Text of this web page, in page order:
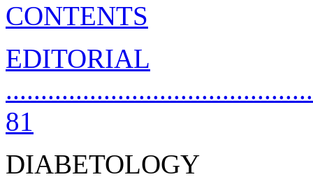
CONTENTS
EDITORIAL
81
DIABETOLOGY